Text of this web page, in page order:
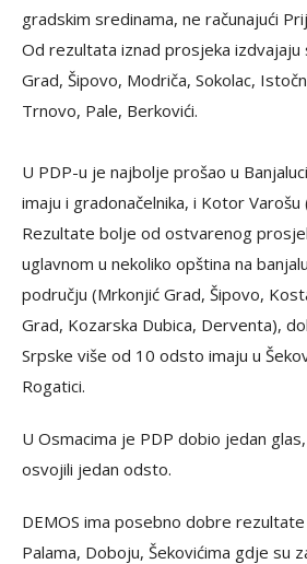
gradskim sredinama, ne računajući
Od rezultata iznad prosjeka izdvajaju
Grad, Šipovo, Modriča, Sokolac,
Trnovo, Pale, Berkovići.
U PDP-u je najbolje prošao u
imaju i gradonačelnika, i Kotor
Rezultate bolje od ostvarenog
uglavnom u nekoliko opština na
području (Mrkonjić Grad, Šipovo,
Grad, Kozarska Dubica, Derventa),
Srpske više od 10 odsto imaju u
Rogatici.
U Osmacima je PDP dobio jedan
osvojili jedan odsto.
DEMOS ima posebno dobre
Palama, Doboju, Šekovićima gdje su